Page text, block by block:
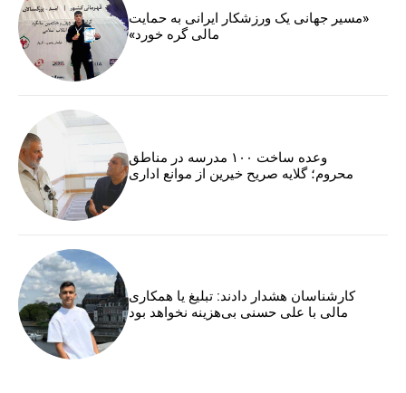
«مسیر جهانی یک ورزشکار ایرانی به حمایت
مالی گره خورد»
وعده ساخت ۱۰۰ مدرسه در مناطق
محروم؛ گلایه صریح خیرین از موانع اداری
کارشناسان هشدار دادند: تبلیغ یا همکاری
مالی با علی حسنی بی‌هزینه نخواهد بود